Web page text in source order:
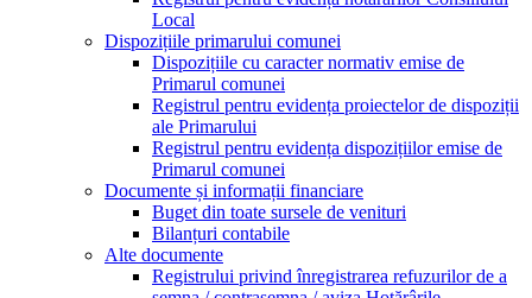
Local
Dispozițiile primarului comunei
Dispozițiile cu caracter normativ emise de
Primarul comunei
Registrul pentru evidența proiectelor de dispoziții
ale Primarului
Registrul pentru evidența dispozițiilor emise de
Primarul comunei
Documente și informații financiare
Buget din toate sursele de venituri
Bilanțuri contabile
Alte documente
Registrului privind înregistrarea refuzurilor de a